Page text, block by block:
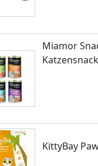
hinzufügen
Miamor
Katzensnack
KittyBay